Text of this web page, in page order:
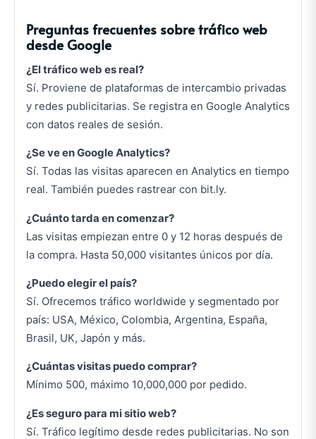
Preguntas frecuentes sobre tráfico web
desde Google
¿El tráfico web es real?
Sí. Proviene de plataformas de intercambio privadas
y redes publicitarias. Se registra en Google Analytics
con datos reales de sesión.
¿Se ve en Google Analytics?
Sí. Todas las visitas aparecen en Analytics en tiempo
real. También puedes rastrear con bit.ly.
¿Cuánto tarda en comenzar?
Las visitas empiezan entre 0 y 12 horas después de
la compra. Hasta 50,000 visitantes únicos por día.
¿Puedo elegir el país?
Sí. Ofrecemos tráfico worldwide y segmentado por
país: USA, México, Colombia, Argentina, España,
Brasil, UK, Japón y más.
¿Cuántas visitas puedo comprar?
Mínimo 500, máximo 10,000,000 por pedido.
¿Es seguro para mi sitio web?
Sí. Tráfico legítimo desde redes publicitarias. No son